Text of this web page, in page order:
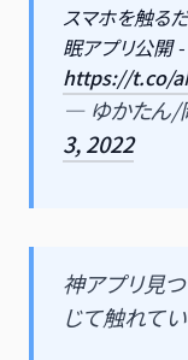
スマホを触る
眠アプリ公開
https://t.co/
— ゆかたん/
3, 2022
神アプリ見
じて触れて